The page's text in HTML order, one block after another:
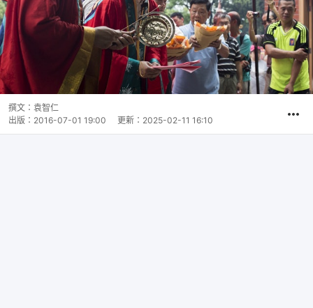
撰文： 袁智仁
出版： 2016-07-01 19:00 更新： 2025-02-11 16:10